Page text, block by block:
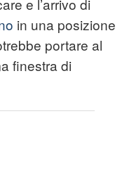
e l’arrivo di
in una posizione
portare al
finestra di